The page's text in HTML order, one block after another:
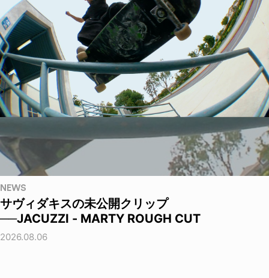
NEWS
サヴィダキスの未公開クリップ
──JACUZZI - MARTY ROUGH CUT
2026.08.06